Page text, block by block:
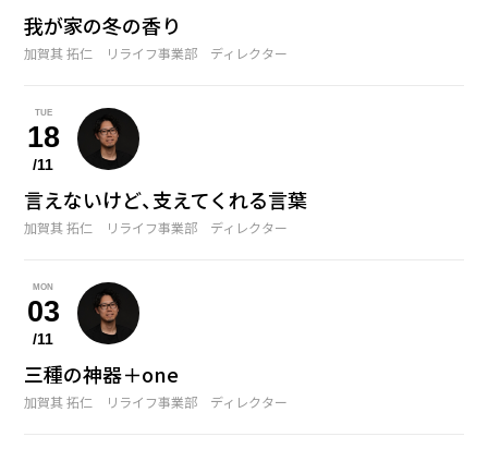
我が家の冬の香り
加賀其 拓仁 リライフ事業部 ディレクター
TUE
18
/11
言えないけど、支えてくれる言葉
加賀其 拓仁 リライフ事業部 ディレクター
MON
03
/11
三種の神器＋one
加賀其 拓仁 リライフ事業部 ディレクター